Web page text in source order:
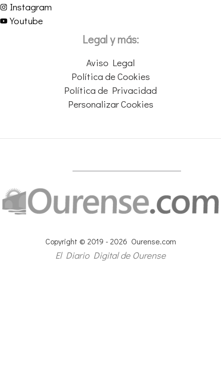
Instagram
Youtube
Legal y más:
Aviso Legal
Política de Cookies
Política de Privacidad
Personalizar Cookies
Copyright © 2019 - 2026 Ourense.com
El Diario Digital de Ourense